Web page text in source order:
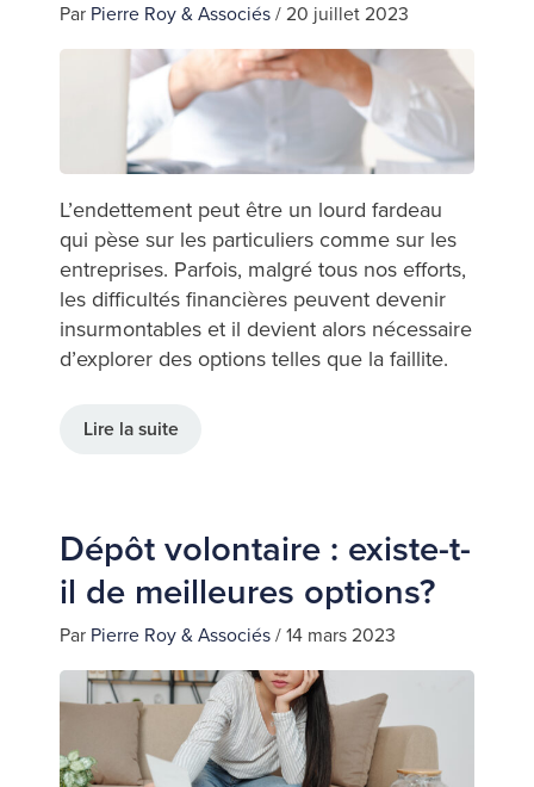
Par Pierre Roy & Associés / 20 juillet 2023
L’endettement peut être un lourd fardeau
qui pèse sur les particuliers comme sur les
entreprises. Parfois, malgré tous nos efforts,
les difficultés financières peuvent devenir
insurmontables et il devient alors nécessaire
d’explorer des options telles que la faillite.
Lire la suite
Dépôt volontaire : existe-t-
il de meilleures options?
Par Pierre Roy & Associés / 14 mars 2023